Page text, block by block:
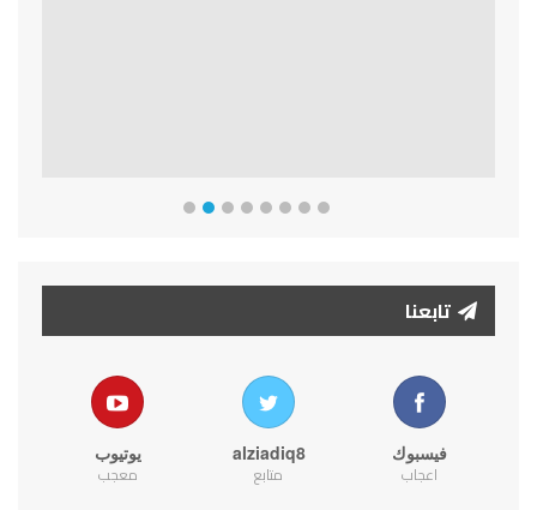
تابعنا
فيسبوك
اعجاب
alziadiq8
متابع
يوتيوب
معجب